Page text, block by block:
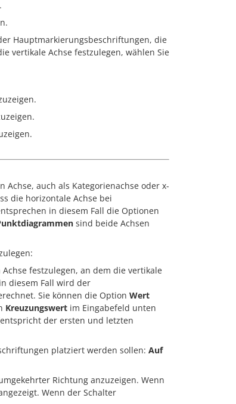
Hauptmarkierungsbeschriftungen, die
vertikale Achse festzulegen, wählen Sie
auch als Kategorienachse oder x-
die horizontale Achse bei
in diesem Fall die Optionen
sind beide Achsen
festzulegen, an dem die vertikale
diesem Fall wird der
Sie können die Option Wert
Kreuzungswert im Eingabefeld unten
der ersten und letzten
platziert werden sollen: Auf
Richtung anzuzeigen. Wenn
Wenn der Schalter